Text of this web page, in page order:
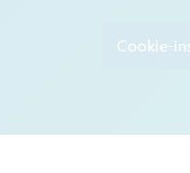
Cookie-